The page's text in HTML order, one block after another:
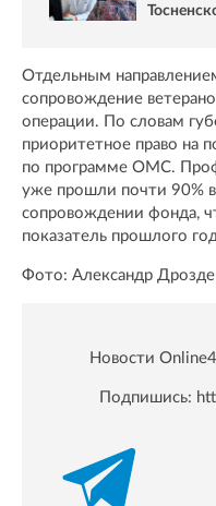
Отдельным
сопровождение
операции. По словам
приоритетное право на
по программе ОМС.
уже прошли почти 90%
сопровождении фонда,
показатель прошлого
Фото: Александр
Новости
Подпишись: